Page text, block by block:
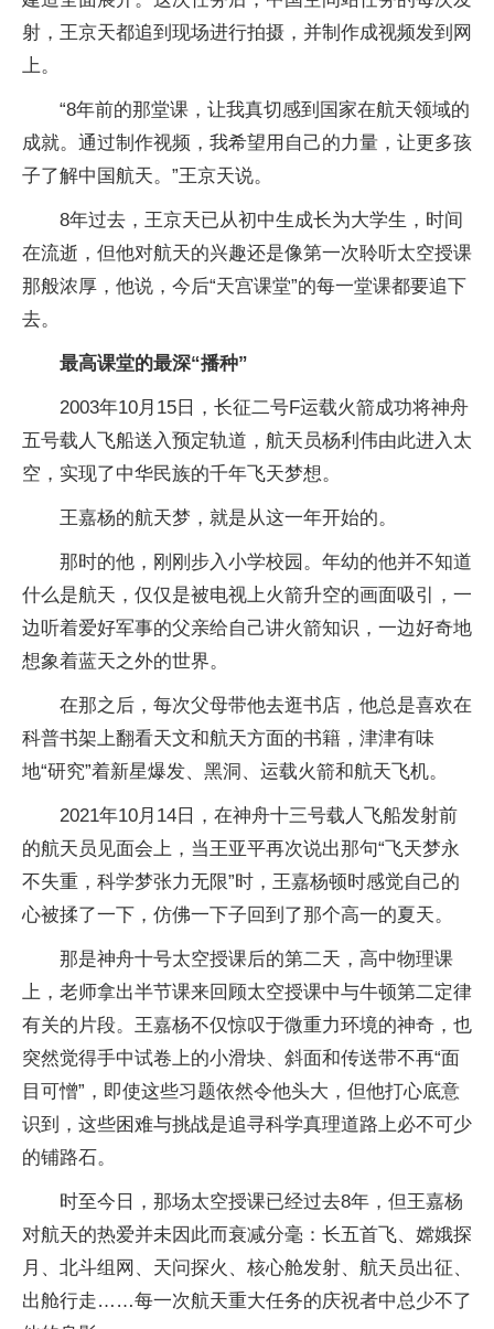
射，王京天都追到现场进行拍摄，并制作成视频发到网
上。
“8年前的那堂课，让我真切感到国家在航天领域的
成就。通过制作视频，我希望用自己的力量，让更多孩
子了解中国航天。”王京天说。
8年过去，王京天已从初中生成长为大学生，时间
在流逝，但他对航天的兴趣还是像第一次聆听太空授课
那般浓厚，他说，今后“天宫课堂”的每一堂课都要追下
去。
最高课堂的最深“播种”
2003年10月15日，长征二号F运载火箭成功将神舟
五号载人飞船送入预定轨道，航天员杨利伟由此进入太
空，实现了中华民族的千年飞天梦想。
王嘉杨的航天梦，就是从这一年开始的。
那时的他，刚刚步入小学校园。年幼的他并不知道
什么是航天，仅仅是被电视上火箭升空的画面吸引，一
边听着爱好军事的父亲给自己讲火箭知识，一边好奇地
想象着蓝天之外的世界。
在那之后，每次父母带他去逛书店，他总是喜欢在
科普书架上翻看天文和航天方面的书籍，津津有味
地“研究”着新星爆发、黑洞、运载火箭和航天飞机。
2021年10月14日，在神舟十三号载人飞船发射前
的航天员见面会上，当王亚平再次说出那句“飞天梦永
不失重，科学梦张力无限”时，王嘉杨顿时感觉自己的
心被揉了一下，仿佛一下子回到了那个高一的夏天。
那是神舟十号太空授课后的第二天，高中物理课
上，老师拿出半节课来回顾太空授课中与牛顿第二定律
有关的片段。王嘉杨不仅惊叹于微重力环境的神奇，也
突然觉得手中试卷上的小滑块、斜面和传送带不再“面
目可憎”，即使这些习题依然令他头大，但他打心底意
识到，这些困难与挑战是追寻科学真理道路上必不可少
的铺路石。
时至今日，那场太空授课已经过去8年，但王嘉杨
对航天的热爱并未因此而衰减分毫：长五首飞、嫦娥探
月、北斗组网、天问探火、核心舱发射、航天员出征、
出舱行走……每一次航天重大任务的庆祝者中总少不了